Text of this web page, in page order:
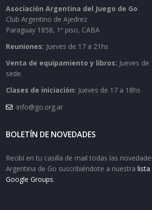
Asociación Argentina del Juego de Go
Club Argentino de Ajedrez
Paraguay 1858, 1º piso, CABA
Reuniones: Jueves de 17 a 21hs
Venta de equipamiento y libros: Jueves
sede.
Clases de iniciación: Jueves de 17 a 18hs
info@go.org.ar
BOLETÍN DE NOVEDADES
Recibí en tu casilla de mail todas las
Argentina de Go suscribiéndote a nuestra lista
Google Groups.